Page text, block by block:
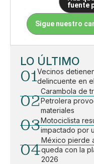
fuente
Sigue nuestro
LO ÚLTIMO
01Vecinos
delincuente en
02
Carambola de
Petrolera
materiales
03Motociclista
impactado por
04
México pierde
queda con la
2026